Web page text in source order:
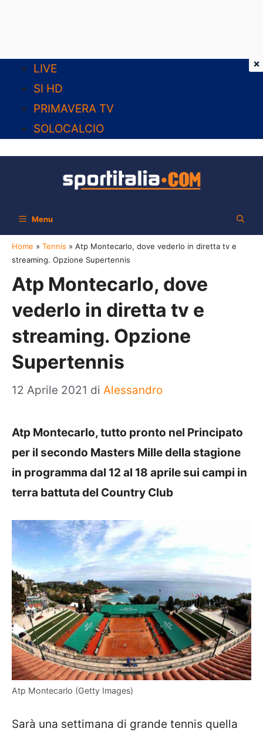
contenuto
LIVE
SI HD
PRIMAVERA TV
SOLOCALCIO
Menu
Home » Tennis » Atp Montecarlo, dove vederlo in diretta tv e
streaming. Opzione Supertennis
Atp Montecarlo, dove
vederlo in diretta tv e
streaming. Opzione
Supertennis
12 Aprile 2021 di Alessandro
Atp Montecarlo, tutto pronto nel Principato
per il secondo Masters Mille della stagione
in programma dal 12 al 18 aprile sui campi in
terra battuta del Country Club
Atp Montecarlo (Getty Images)
Sarà una settimana di grande tennis quella
×